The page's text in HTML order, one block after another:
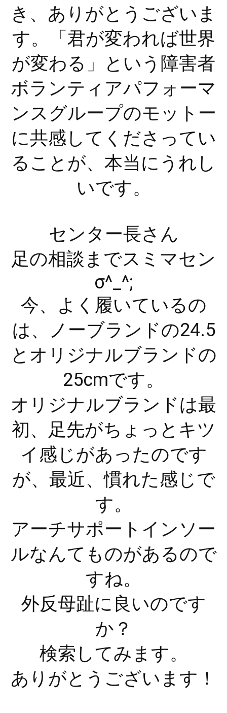
き、ありがとうございま
す。「君が変われば世界
が変わる」という障害者
ボランティアパフォーマ
ンスグループのモットー
に共感してくださってい
ることが、本当にうれし
いです。
センター長さん
足の相談までスミマセン
σ^_^;
今、よく履いているの
は、ノーブランドの24.5
とオリジナルブランドの
25cmです。
オリジナルブランドは最
初、足先がちょっとキツ
イ感じがあったのです
が、最近、慣れた感じで
す。
アーチサポートインソー
ルなんてものがあるので
すね。
外反母趾に良いのです
か？
検索してみます。
ありがとうございます！